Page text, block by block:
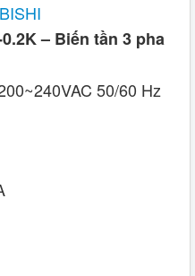
– Biến tần 3 pha
50/60 Hz